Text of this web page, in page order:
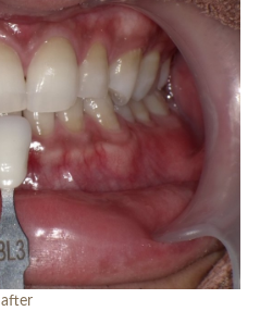
ホワイトニング料金表
インプラント
after